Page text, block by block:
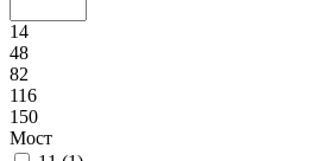
14
48
82
116
150
Мост